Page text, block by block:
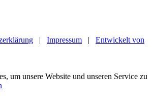
| Impressum | Entwickelt von
um unsere Website und unseren Service zu